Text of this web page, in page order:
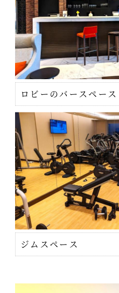
ロビーのバースペース
ジムスペース